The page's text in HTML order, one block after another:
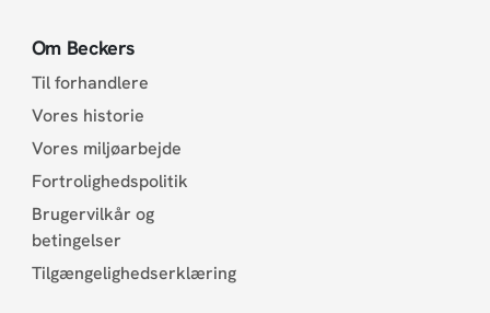
Om Beckers
Til forhandlere
Vores historie
Vores miljøarbejde
Fortrolighedspolitik
Brugervilkår og
betingelser
Tilgængelighedserklæring